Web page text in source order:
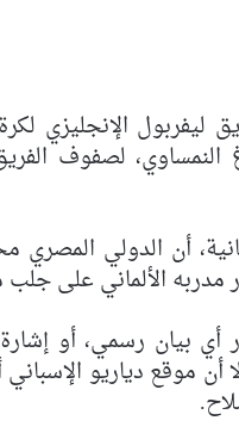
الإنجليزي لكرة
لصفوف الفريق
أن الدولي المصري
الألماني على
بيان رسمي، أو
أن موقع دياريو